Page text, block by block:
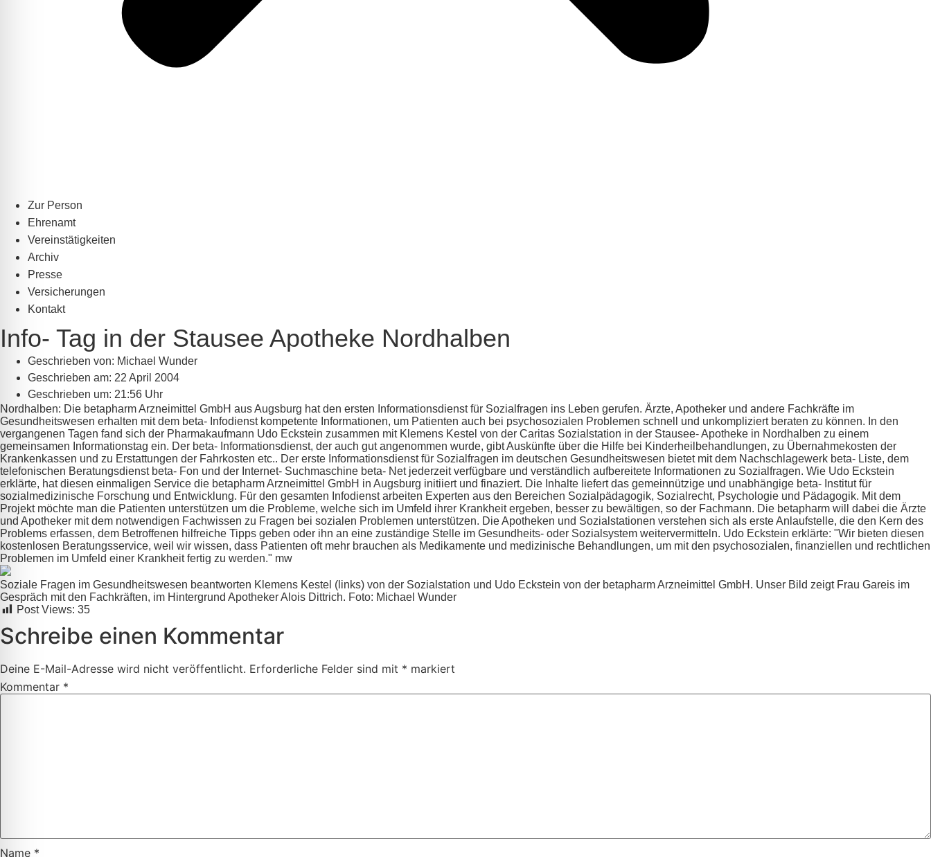
Zur Person
Ehrenamt
Vereinstätigkeiten
Archiv
Presse
Versicherungen
Kontakt
Info- Tag in der Stausee Apotheke Nordhalben
Geschrieben von: Michael Wunder
Geschrieben am: 22 April 2004
Geschrieben um: 21:56 Uhr
Nordhalben: Die betapharm Arzneimittel GmbH aus Augsburg hat den ersten Informationsdienst für Sozialfragen ins Leben gerufen. Ärzte, Apotheker und andere Fachkräfte im
Gesundheitswesen erhalten mit dem beta- Infodienst kompetente Informationen, um Patienten auch bei psychosozialen Problemen schnell und unkompliziert beraten zu können. In den
vergangenen Tagen fand sich der Pharmakaufmann Udo Eckstein zusammen mit Klemens Kestel von der Caritas Sozialstation in der Stausee- Apotheke in Nordhalben zu einem
gemeinsamen Informationstag ein. Der beta- Informationsdienst, der auch gut angenommen wurde, gibt Auskünfte über die Hilfe bei Kinderheilbehandlungen, zu Übernahmekosten der
Krankenkassen und zu Erstattungen der Fahrkosten etc.. Der erste Informationsdienst für Sozialfragen im deutschen Gesundheitswesen bietet mit dem Nachschlagewerk beta- Liste, dem
telefonischen Beratungsdienst beta- Fon und der Internet- Suchmaschine beta- Net jederzeit verfügbare und verständlich aufbereitete Informationen zu Sozialfragen. Wie Udo Eckstein
erklärte, hat diesen einmaligen Service die betapharm Arzneimittel GmbH in Augsburg initiiert und finaziert. Die Inhalte liefert das gemeinnützige und unabhängige beta- Institut für
sozialmedizinische Forschung und Entwicklung. Für den gesamten Infodienst arbeiten Experten aus den Bereichen Sozialpädagogik, Sozialrecht, Psychologie und Pädagogik. Mit dem
Projekt möchte man die Patienten unterstützen um die Probleme, welche sich im Umfeld ihrer Krankheit ergeben, besser zu bewältigen, so der Fachmann. Die betapharm will dabei die Ärzte
und Apotheker mit dem notwendigen Fachwissen zu Fragen bei sozialen Problemen unterstützen. Die Apotheken und Sozialstationen verstehen sich als erste Anlaufstelle, die den Kern des
Problems erfassen, dem Betroffenen hilfreiche Tipps geben oder ihn an eine zuständige Stelle im Gesundheits- oder Sozialsystem weitervermitteln. Udo Eckstein erklärte: "Wir bieten diesen
kostenlosen Beratungsservice, weil wir wissen, dass Patienten oft mehr brauchen als Medikamente und medizinische Behandlungen, um mit den psychosozialen, finanziellen und rechtlichen
Problemen im Umfeld einer Krankheit fertig zu werden." mw
Soziale Fragen im Gesundheitswesen beantworten Klemens Kestel (links) von der Sozialstation und Udo Eckstein von der betapharm Arzneimittel GmbH. Unser Bild zeigt Frau Gareis im
Gespräch mit den Fachkräften, im Hintergrund Apotheker Alois Dittrich. Foto: Michael Wunder
Post Views: 35
Schreibe einen Kommentar
Deine E-Mail-Adresse wird nicht veröffentlicht. Erforderliche Felder sind mit * markiert
Kommentar *
Name *